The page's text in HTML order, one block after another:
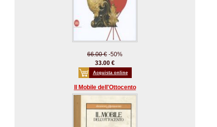
66.00 € -50%
33.00 €
Acquista online
Il Mobile dell'Ottocento